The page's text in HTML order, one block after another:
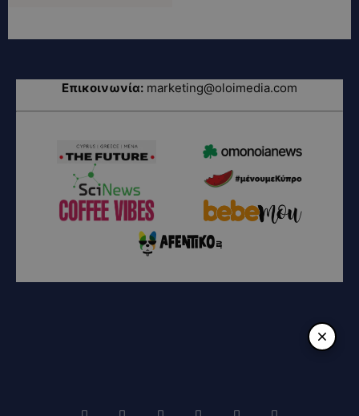
Επικοινωνία: marketing@oloimedia.com